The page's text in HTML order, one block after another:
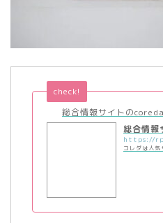
総合情報サイトの
check!
総合情報
コレダは人